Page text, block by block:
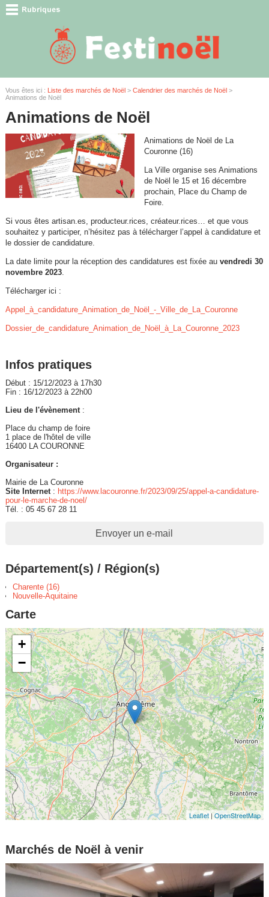
Vous êtes ici : Liste des marchés de Noël> Calendrier des marchés de Noël>
Animations de Noël
Animations de Noël
Animations de Noël de La
Couronne (16)
La Ville organise ses Animations
de Noël le 15 et 16 décembre
prochain, Place du Champ de
Foire.
Si vous êtes artisan.es, producteur.rices, créateur.rices… et que vous
souhaitez y participer, n’hésitez pas à télécharger l’appel à candidature et
le dossier de candidature.
La date limite pour la réception des candidatures est fixée au vendredi 30
novembre 2023.
Télécharger ici :
Appel_à_candidature_Animation_de_Noël_-_Ville_de_La_Couronne
Dossier_de_candidature_Animation_de_Noël_à_La_Couronne_2023
Infos pratiques
Début : 15/12/2023 à 17h30
Fin : 16/12/2023 à 22h00
Lieu de l'évènement:
Place du champ de foire
1 place de l'hôtel de ville
16400 LA COURONNE
Organisateur :
Mairie de La Couronne
Site Internet: https://www.lacouronne.fr/2023/09/25/appel-a-candidature-
pour-le-marche-de-noel/
Tél. : 05 45 67 28 11
Envoyer un e-mail
Département(s) / Région(s)
Charente (16)
Nouvelle-Aquitaine
Carte
+
−
Leaflet |OpenStreetMap
Marchés de Noël à venir